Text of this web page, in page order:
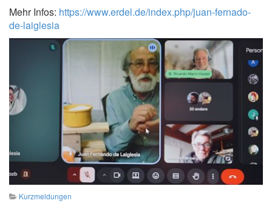
Mehr Infos: https://www.erdel.de/index.php/juan-fernado-
de-laiglesia
Kurzmeldungen